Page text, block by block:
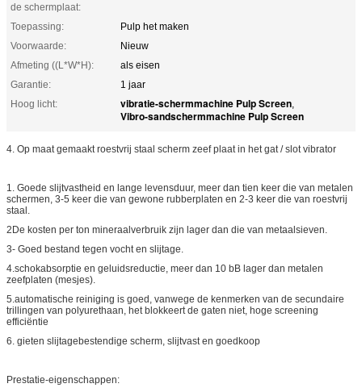
de schermplaat:
Toepassing:
Pulp het maken
Voorwaarde:
Nieuw
Afmeting ((L*W*H):
als eisen
Garantie:
1 jaar
Hoog licht:
vibratie-schermmachine Pulp Screen,
Vibro-sandschermmachine Pulp Screen
4. Op maat gemaakt roestvrij staal scherm zeef plaat in het gat / slot vibrator
1. Goede slijtvastheid en lange levensduur, meer dan tien keer die van metalen
schermen, 3-5 keer die van gewone rubberplaten en 2-3 keer die van roestvrij
staal.
2De kosten per ton mineraalverbruik zijn lager dan die van metaalsieven.
3- Goed bestand tegen vocht en slijtage.
4.schokabsorptie en geluidsreductie, meer dan 10 bB lager dan metalen
zeefplaten (mesjes).
5.automatische reiniging is goed, vanwege de kenmerken van de secundaire
trillingen van polyurethaan, het blokkeert de gaten niet, hoge screening
efficiëntie
6. gieten slijtagebestendige scherm, slijtvast en goedkoop
Prestatie-eigenschappen: